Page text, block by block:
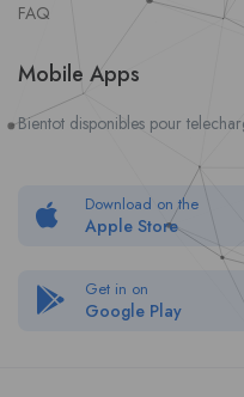
FAQ
Mobile Apps
Bientot disponibles pour
Download on the
Apple Store
Get in on
Google Play